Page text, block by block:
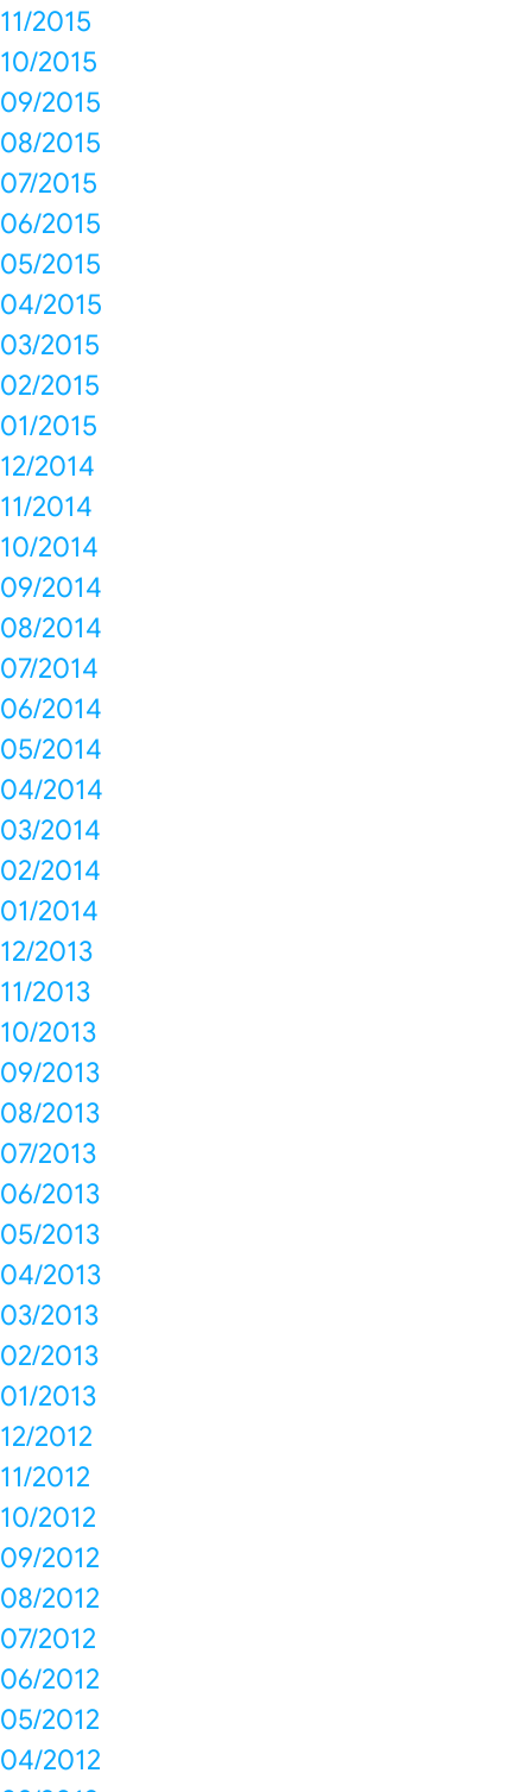
11/2015
10/2015
09/2015
08/2015
07/2015
06/2015
05/2015
04/2015
03/2015
02/2015
01/2015
12/2014
11/2014
10/2014
09/2014
08/2014
07/2014
06/2014
05/2014
04/2014
03/2014
02/2014
01/2014
12/2013
11/2013
10/2013
09/2013
08/2013
07/2013
06/2013
05/2013
04/2013
03/2013
02/2013
01/2013
12/2012
11/2012
10/2012
09/2012
08/2012
07/2012
06/2012
05/2012
04/2012